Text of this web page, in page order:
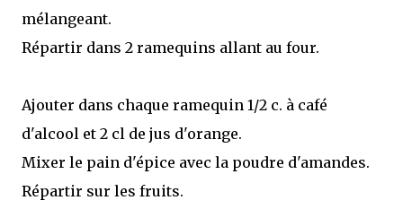
mélangeant.
Répartir dans 2 ramequins allant au four.
Ajouter dans chaque ramequin 1/2 c. à café
d'alcool et 2 cl de jus d'orange.
Mixer le pain d'épice avec la poudre d'amandes.
Répartir sur les fruits.